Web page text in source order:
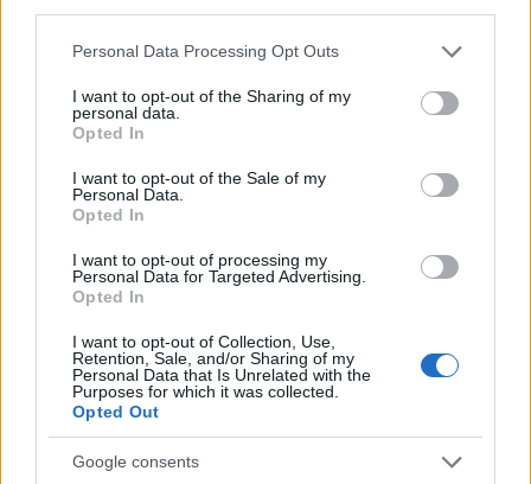
Please note that this website/app uses one or more Google
not limited to your visit or usage behaviour. You may click to
grant or deny consent to Google and its third-party tags to
use your data for below specified purposes in below Google
consent section.
Personal Data Processing Opt Outs
I want to opt-out of the Sharing of my
personal data.
Opted In
I want to opt-out of the Sale of my
Personal Data.
Opted In
I want to opt-out of processing my
Personal Data for Targeted Advertising.
Opted In
I want to opt-out of Collection, Use,
Retention, Sale, and/or Sharing of my
Personal Data that Is Unrelated with the
Purposes for which it was collected.
Opted Out
Google consents
SPRAWDŹ
Często sprawdzane
Z punktu widzenia ilości kradzieży— czy to poprawnie?
Warianty:chipsy
Warianty: czy istniejekwiz?
lwia część— Dlaczegolwiaczęść?
psim swędem— Psia historia
zagiąć parol— Pochodzenie zwrotuzagiąć parol